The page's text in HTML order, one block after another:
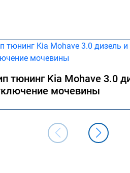
тюнинг Kia Mohave 3.0
мочевины